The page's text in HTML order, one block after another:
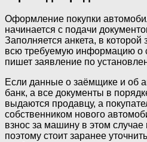
Оформление покупки
начинается с подачи
Заполняется анкета, в
всю требуемую информацию о
пишет заявление по
Если данные о заёмщике и об
банк, а все документы в
выдаются продавцу, а
собственником нового
взнос за машину в этом случае
поэтому стоит заранее